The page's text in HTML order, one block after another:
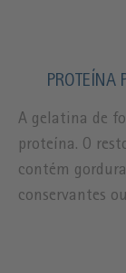
PROTEÍNA
A gelatina de
proteína. O
contém
conservantes